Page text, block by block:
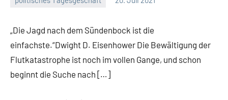
Guetti
Ein
„Die Jagd nach dem Sündenbock ist die
einfachste.“Dwight D. Eisenhower Die Bewältigung der
Flutkatastrophe ist noch im vollen Gange, und schon
beginnt die Suche nach […]